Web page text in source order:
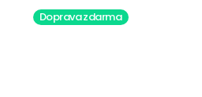
Doprava zdarma